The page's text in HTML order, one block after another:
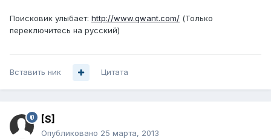
Поисковик улыбает: http://www.qwant.com/ (Только
переключитесь на русский)
Вставить ник Цитата
[S]
Опубликовано 25 марта, 2013